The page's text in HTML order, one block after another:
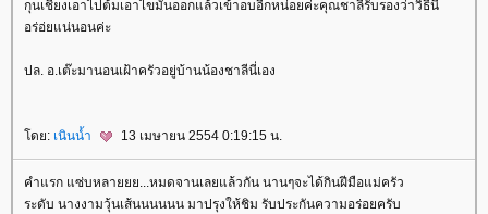
กุนเชียงเอาไปต้มเอาไขมันออกแล้วเข้าอบอีกหน่อยค่ะคุณชาลีรับรองว่าวิธีนี้
อร่อ่ยแน่นอนค่ะ
ปล. อ.เต๊ะมานอนเฝ้าครัวอยู่บ้านน้องชาลีนี่เอง
ดย: เนินน้ำ 13 เมษายน 2554 0:19:15 น.
คำแรก แซ่บหลายยย...หมดจานเลยแล้วกัน นานๆจะได้กินฝีมือแม่ครัว
ระดับ นางงามวุ้นเส้นนนนนน มาปรุงให้ชิม รับประกันความอร่อยครับ